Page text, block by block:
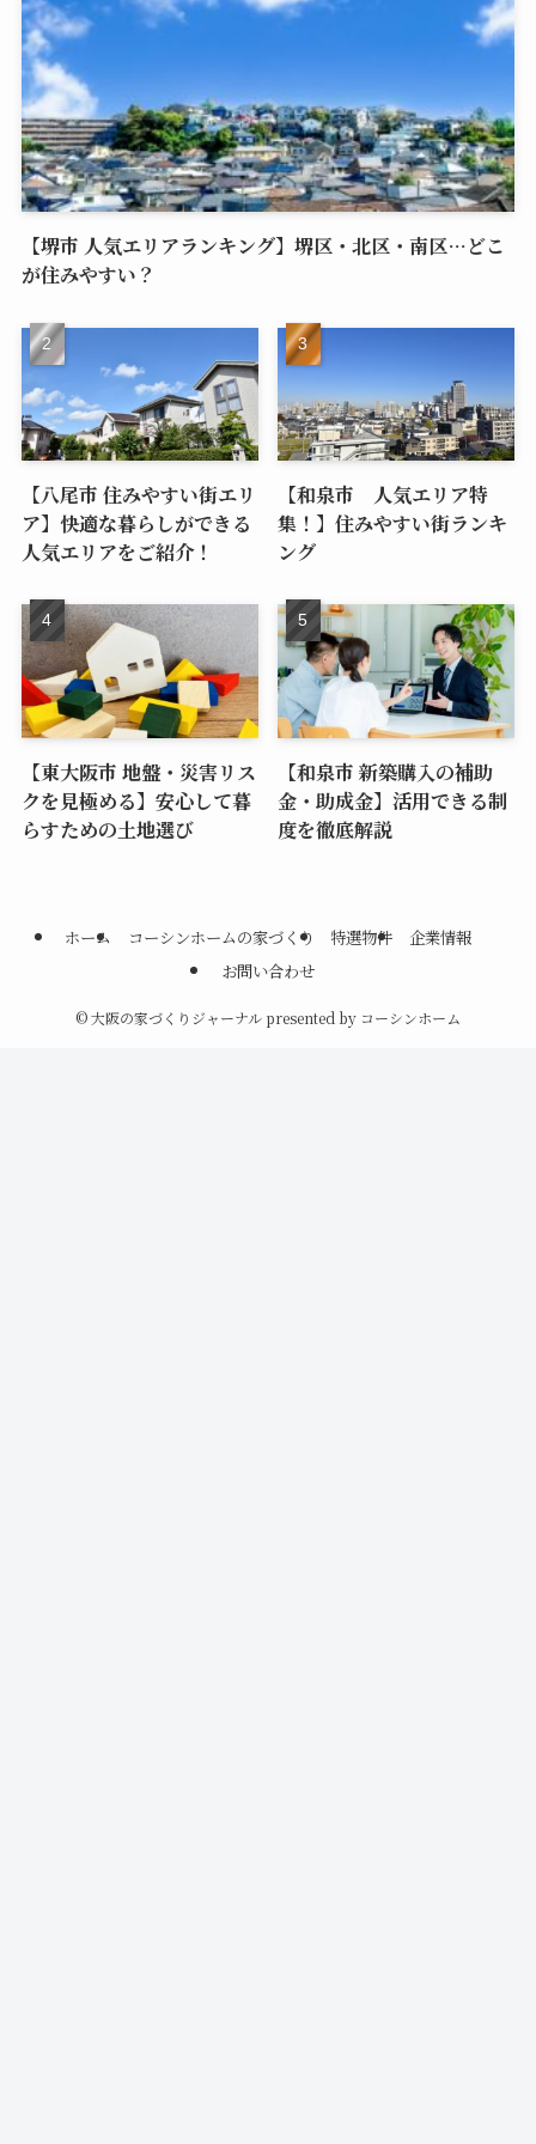
【堺市 人気エリアランキング】堺区・北区・南区…どこ
が住みやすい？
【八尾市 住みやすい街エリ
ア】快適な暮らしができる
人気エリアをご紹介！
【和泉市 人気エリア特
集！】住みやすい街ランキ
ング
【東大阪市 地盤・災害リス
クを見極める】安心して暮
らすための土地選び
【和泉市 新築購入の補助
金・助成金】活用できる制
度を徹底解説
ホーム コーシンホームの家づくり 特選物件
企業情報
お問い合わせ
©大阪の家づくりジャーナル presented by コーシンホーム